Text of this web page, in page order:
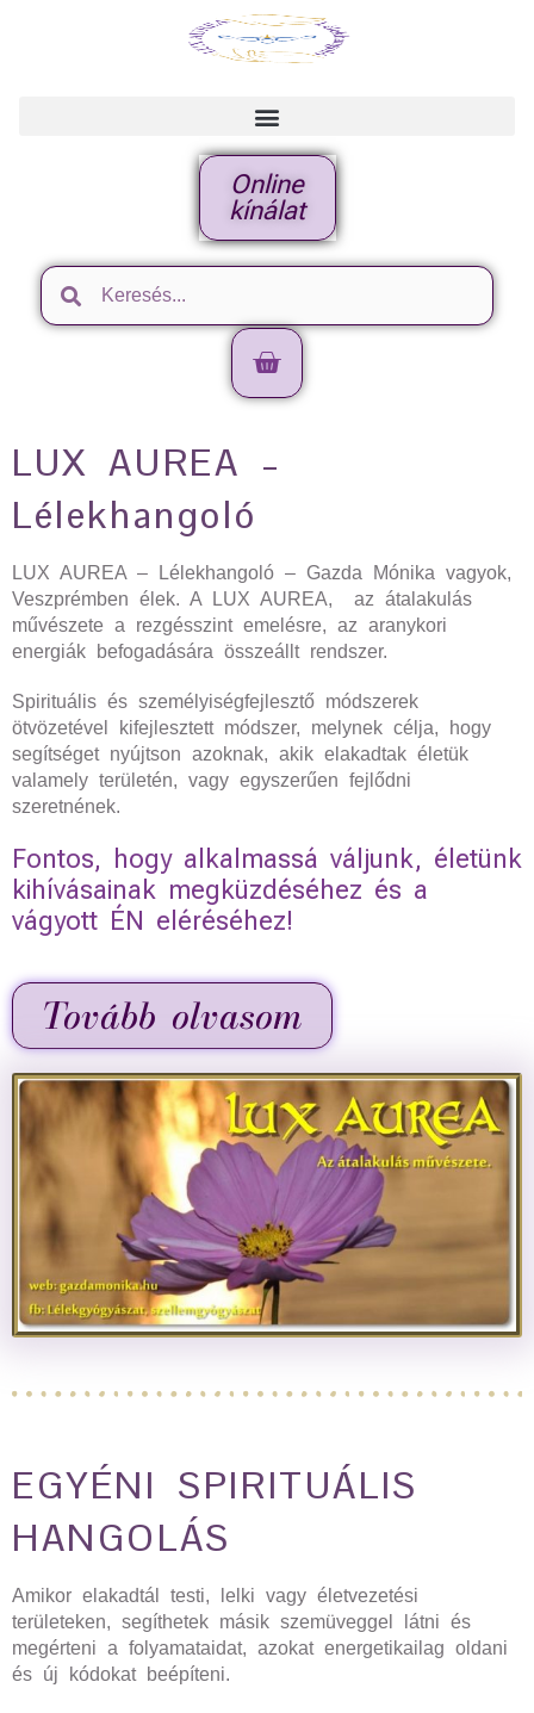
Online
kínálat
LUX AUREA –
Lélekhangoló
LUX AUREA – Lélekhangoló – Gazda Mónika vagyok,
Veszprémben élek. A LUX AUREA, az átalakulás
művészete a rezgésszint emelésre, az aranykori
energiák befogadására összeállt rendszer.
Spirituális és személyiségfejlesztő módszerek
ötvözetével kifejlesztett módszer, melynek célja, hogy
segítséget nyújtson azoknak, akik elakadtak életük
valamely területén, vagy egyszerűen fejlődni
szeretnének.
Fontos, hogy alkalmassá váljunk, életünk
kihívásainak megküzdéséhez és a
vágyott ÉN eléréséhez!
Tovább olvasom
EGYÉNI SPIRITUÁLIS
HANGOLÁS
Amikor elakadtál testi, lelki vagy életvezetési
területeken, segíthetek másik szemüveggel látni és
megérteni a folyamataidat, azokat energetikailag oldani
és új kódokat beépíteni.